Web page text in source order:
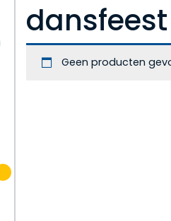
dansfeest
Geen producten